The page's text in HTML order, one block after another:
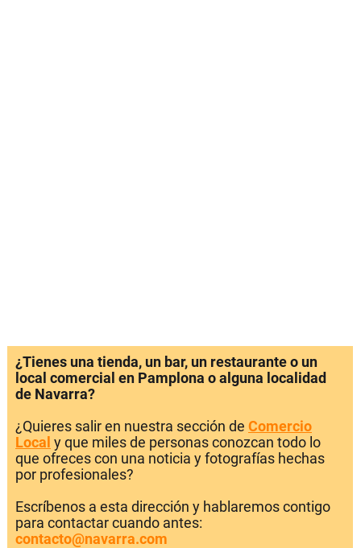
¿Tienes una tienda, un bar, un restaurante o un
local comercial en Pamplona o alguna localidad
de Navarra?
¿Quieres salir en nuestra sección de Comercio
Local y que miles de personas conozcan todo lo
que ofreces con una noticia y fotografías hechas
por profesionales?
Escríbenos a esta dirección y hablaremos contigo
para contactar cuando antes:
contacto@navarra.com